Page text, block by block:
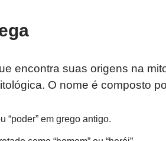
encontra suas origens na
O nome é composto
“poder” em grego antigo.